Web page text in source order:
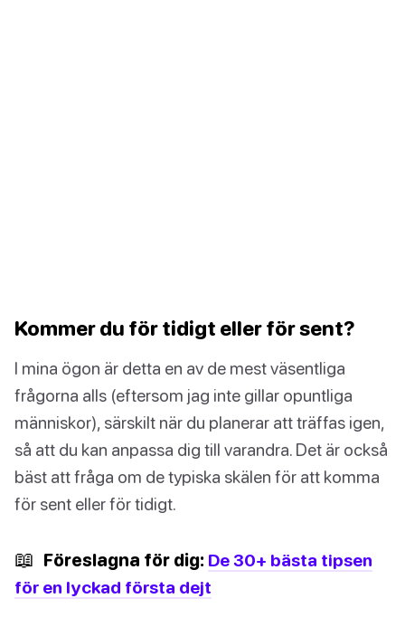
Kommer du för tidigt eller för sent?
I mina ögon är detta en av de mest väsentliga
frågorna alls (eftersom jag inte gillar opuntliga
människor), särskilt när du planerar att träffas igen,
så att du kan anpassa dig till varandra. Det är också
bäst att fråga om de typiska skälen för att komma
för sent eller för tidigt.
📖 Föreslagna för dig: De 30+ bästa tipsen
för en lyckad första dejt